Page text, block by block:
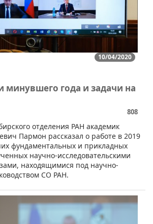
10/04/2020
минувшего года и задачи на
808
отделения РАН академик
Пармон рассказал о работе в 2019
фундаментальных и прикладных
научно-исследовательскими
находящимися под научно-
СО РАН.